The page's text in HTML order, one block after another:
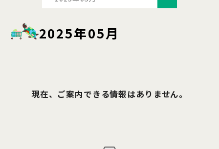
2025年05月
現在、ご案内できる情報はありません。